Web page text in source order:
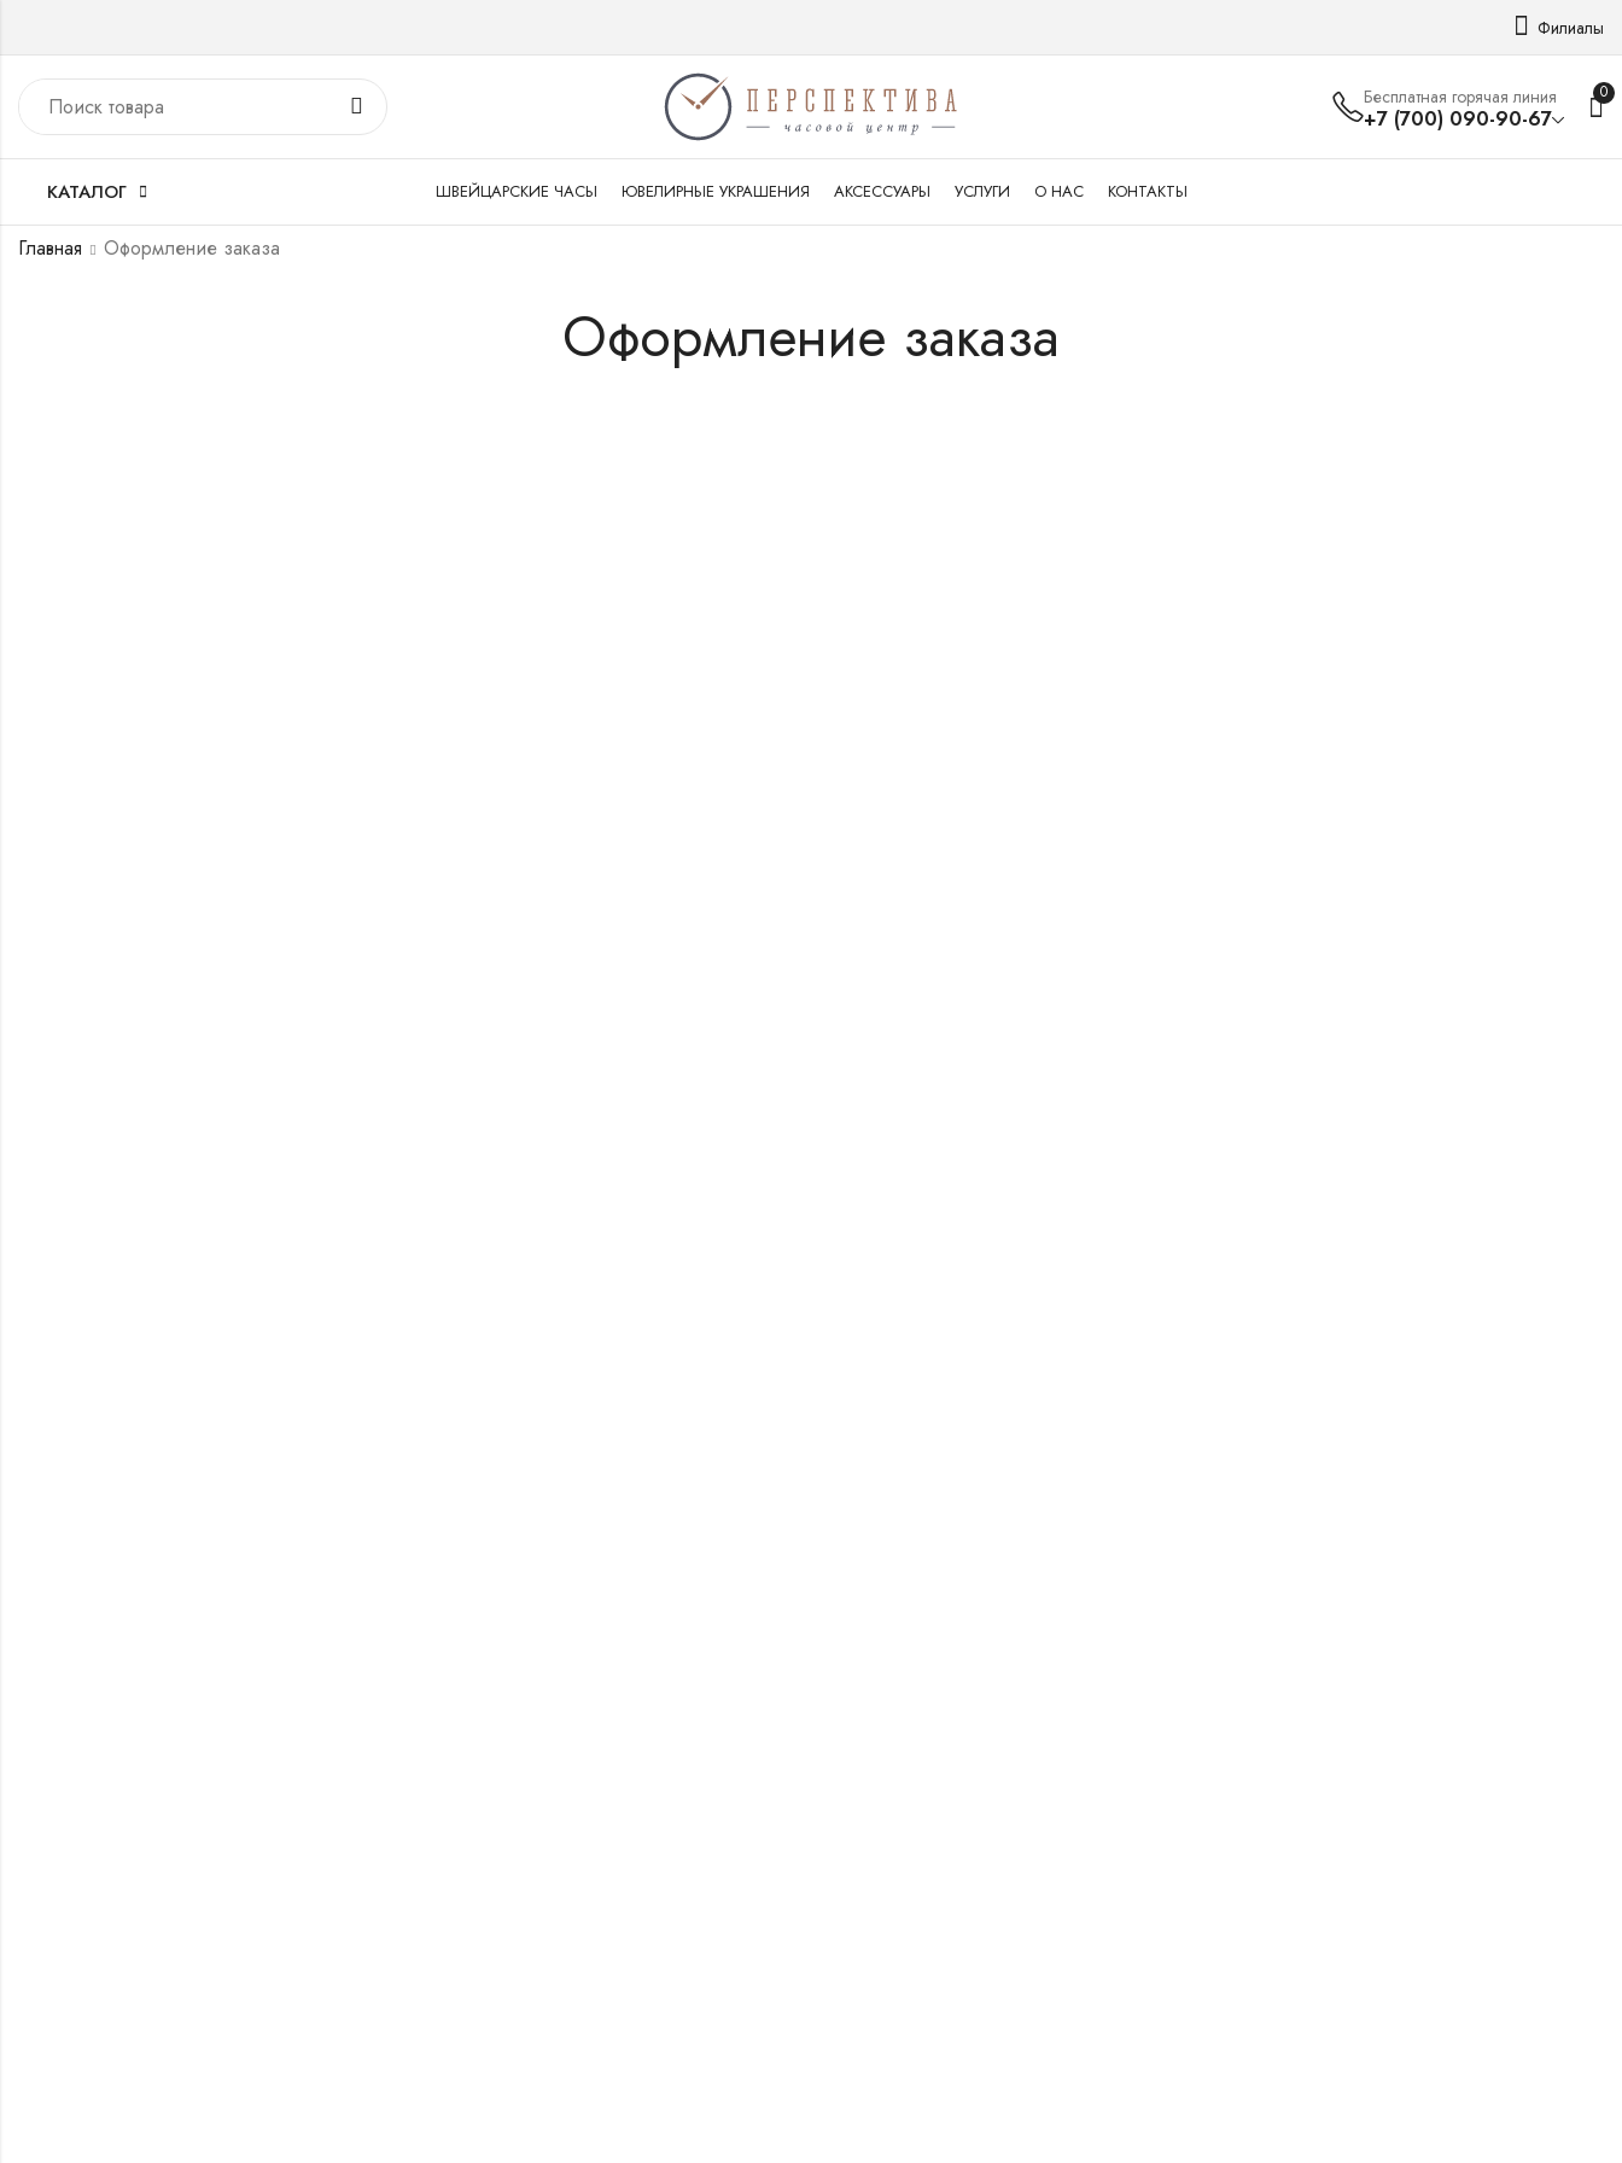
Филиалы
Бесплатная горячая линия
+7 (700) 090-90-67
0
КАТАЛОГ ШВЕЙЦАРСКИЕ ЧАСЫ ЮВЕЛИРНЫЕ УКРАШЕНИЯ АКСЕССУАРЫ УСЛУГИ О НАС КОНТАКТЫ
Оформление заказа
Главная Оформление заказа